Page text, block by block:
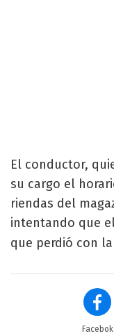
El conductor,
su cargo el
riendas del
intentando que
que perdió con
Facebok